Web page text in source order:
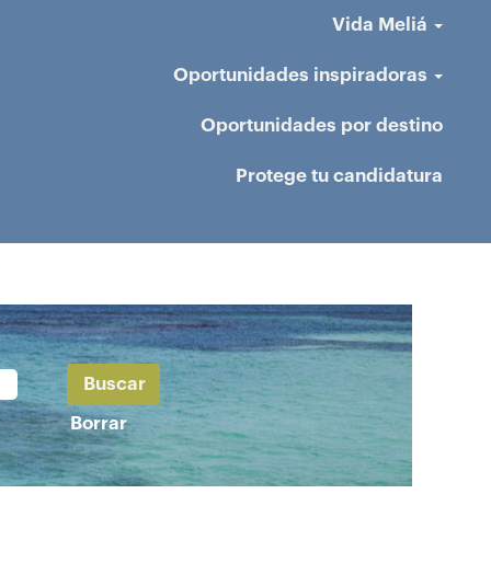
Vida Meliá
Oportunidades inspiradoras
Oportunidades por destino
Protege tu candidatura
Borrar